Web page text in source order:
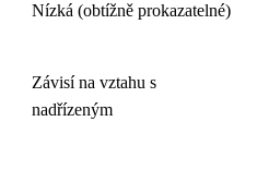
Nízká (obtížně prokazatelné)
Závisí na vztahu s
nadřízeným